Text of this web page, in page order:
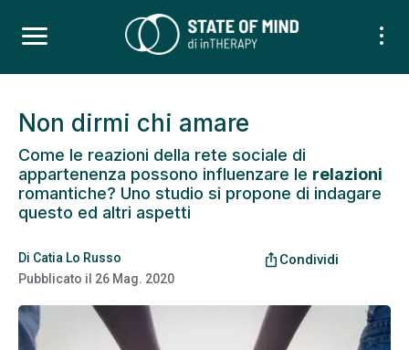
Non dirmi chi amare
Come le reazioni della rete sociale di
appartenenza possono influenzare le relazioni
romantiche? Uno studio si propone di indagare
questo ed altri aspetti
Di Catia Lo Russo
Pubblicato il 26 Mag. 2020
ios_share Condividi